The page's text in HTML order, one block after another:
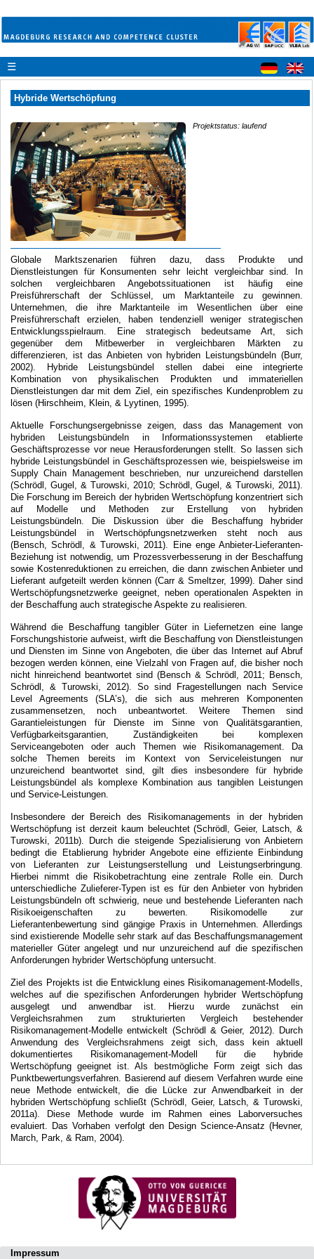
☰
Hybride Wertschöpfung
Projektstatus: laufend
Globale Marktszenarien führen dazu, dass Produkte und
Dienstleistungen für Konsumenten sehr leicht vergleichbar sind. In
solchen vergleichbaren Angebotssituationen ist häufig eine
Preisführerschaft der Schlüssel, um Marktanteile zu gewinnen.
Unternehmen, die ihre Marktanteile im Wesentlichen über eine
Preisführerschaft erzielen, haben tendenziell weniger strategischen
Entwicklungsspielraum. Eine strategisch bedeutsame Art, sich
gegenüber dem Mitbewerber in vergleichbaren Märkten zu
differenzieren, ist das Anbieten von hybriden Leistungsbündeln (Burr,
2002). Hybride Leistungsbündel stellen dabei eine integrierte
Kombination von physikalischen Produkten und immateriellen
Dienstleistungen dar mit dem Ziel, ein spezifisches Kundenproblem zu
lösen (Hirschheim, Klein, & Lyytinen, 1995).
Aktuelle Forschungsergebnisse zeigen, dass das Management von
hybriden Leistungsbündeln in Informationssystemen etablierte
Geschäftsprozesse vor neue Herausforderungen stellt. So lassen sich
hybride Leistungsbündel in Geschäftsprozessen wie, beispielsweise im
Supply Chain Management beschrieben, nur unzureichend darstellen
(Schrödl, Gugel, & Turowski, 2010; Schrödl, Gugel, & Turowski, 2011).
Die Forschung im Bereich der hybriden Wertschöpfung konzentriert sich
auf Modelle und Methoden zur Erstellung von hybriden
Leistungsbündeln. Die Diskussion über die Beschaffung hybrider
Leistungsbündel in Wertschöpfungsnetzwerken steht noch aus
(Bensch, Schrödl, & Turowski, 2011). Eine enge Anbieter-Lieferanten-
Beziehung ist notwendig, um Prozessverbesserung in der Beschaffung
sowie Kostenreduktionen zu erreichen, die dann zwischen Anbieter und
Lieferant aufgeteilt werden können (Carr & Smeltzer, 1999). Daher sind
Wertschöpfungsnetzwerke geeignet, neben operationalen Aspekten in
der Beschaffung auch strategische Aspekte zu realisieren.
Während die Beschaffung tangibler Güter in Liefernetzen eine lange
Forschungshistorie aufweist, wirft die Beschaffung von Dienstleistungen
und Diensten im Sinne von Angeboten, die über das Internet auf Abruf
bezogen werden können, eine Vielzahl von Fragen auf, die bisher noch
nicht hinreichend beantwortet sind (Bensch & Schrödl, 2011; Bensch,
Schrödl, & Turowski, 2012). So sind Fragestellungen nach Service
Level Agreements (SLA’s), die sich aus mehreren Komponenten
zusammensetzen, noch unbeantwortet. Weitere Themen sind
Garantieleistungen für Dienste im Sinne von Qualitätsgarantien,
Verfügbarkeitsgarantien, Zuständigkeiten bei komplexen
Serviceangeboten oder auch Themen wie Risikomanagement. Da
solche Themen bereits im Kontext von Serviceleistungen nur
unzureichend beantwortet sind, gilt dies insbesondere für hybride
Leistungsbündel als komplexe Kombination aus tangiblen Leistungen
und Service-Leistungen.
Insbesondere der Bereich des Risikomanagements in der hybriden
Wertschöpfung ist derzeit kaum beleuchtet (Schrödl, Geier, Latsch, &
Turowski, 2011b). Durch die steigende Spezialisierung von Anbietern
bedingt die Etablierung hybrider Angebote eine effiziente Einbindung
von Lieferanten zur Leistungserstellung und Leistungserbringung.
Hierbei nimmt die Risikobetrachtung eine zentrale Rolle ein. Durch
unterschiedliche Zulieferer-Typen ist es für den Anbieter von hybriden
Leistungsbündeln oft schwierig, neue und bestehende Lieferanten nach
Risikoeigenschaften zu bewerten. Risikomodelle zur
Lieferantenbewertung sind gängige Praxis in Unternehmen. Allerdings
sind existierende Modelle sehr stark auf das Beschaffungsmanagement
materieller Güter angelegt und nur unzureichend auf die spezifischen
Anforderungen hybrider Wertschöpfung untersucht.
Ziel des Projekts ist die Entwicklung eines Risikomanagement-Modells,
welches auf die spezifischen Anforderungen hybrider Wertschöpfung
ausgelegt und anwendbar ist. Hierzu wurde zunächst ein
Vergleichsrahmen zum strukturierten Vergleich bestehender
Risikomanagement-Modelle entwickelt (Schrödl & Geier, 2012). Durch
Anwendung des Vergleichsrahmens zeigt sich, dass kein aktuell
dokumentiertes Risikomanagement-Modell für die hybride
Wertschöpfung geeignet ist. Als bestmögliche Form zeigt sich das
Punktbewertungsverfahren. Basierend auf diesem Verfahren wurde eine
neue Methode entwickelt, die die Lücke zur Anwendbarkeit in der
hybriden Wertschöpfung schließt (Schrödl, Geier, Latsch, & Turowski,
2011a). Diese Methode wurde im Rahmen eines Laborversuches
evaluiert. Das Vorhaben verfolgt den Design Science-Ansatz (Hevner,
March, Park, & Ram, 2004).
Impressum